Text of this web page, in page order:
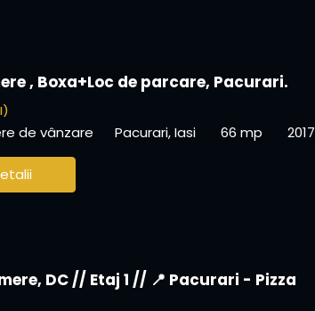
, Boxa+Loc de parcare, Pacurari.
de vânzare Pacurari, Iasi 66 mp 2017
DC // Etaj 1 // 📍 Pacurari - Pizza